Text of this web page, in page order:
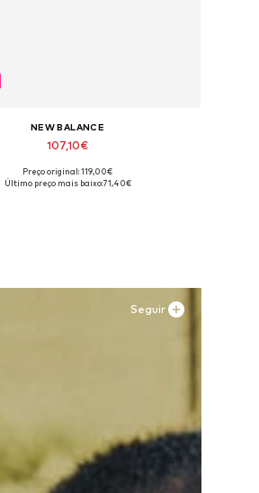
NEW BALANCE
107,10€
Disponível em vários tamanhos
Preço original: 119,00€
Último preço mais baixo:71,40€
Seguir